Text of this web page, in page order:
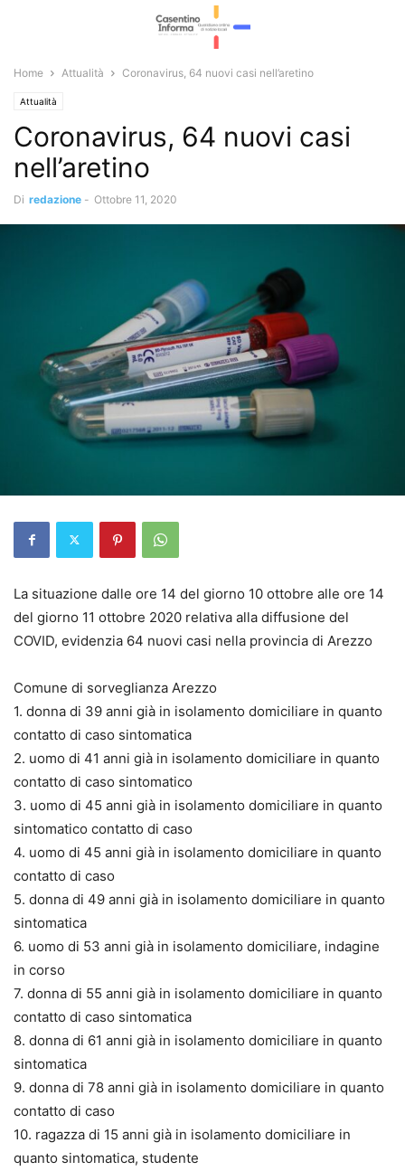
Home Attualità Coronavirus, 64 nuovi casi nell’aretino
Attualità
Coronavirus, 64 nuovi casi
nell’aretino
Di redazione - Ottobre 11, 2020
La situazione dalle ore 14 del giorno 10 ottobre alle ore 14
del giorno 11 ottobre 2020 relativa alla diffusione del
COVID, evidenzia 64 nuovi casi nella provincia di Arezzo
Comune di sorveglianza Arezzo
1. donna di 39 anni già in isolamento domiciliare in quanto
contatto di caso sintomatica
2. uomo di 41 anni già in isolamento domiciliare in quanto
contatto di caso sintomatico
3. uomo di 45 anni già in isolamento domiciliare in quanto
sintomatico contatto di caso
4. uomo di 45 anni già in isolamento domiciliare in quanto
contatto di caso
5. donna di 49 anni già in isolamento domiciliare in quanto
sintomatica
6. uomo di 53 anni già in isolamento domiciliare, indagine
in corso
7. donna di 55 anni già in isolamento domiciliare in quanto
contatto di caso sintomatica
8. donna di 61 anni già in isolamento domiciliare in quanto
sintomatica
9. donna di 78 anni già in isolamento domiciliare in quanto
contatto di caso
10. ragazza di 15 anni già in isolamento domiciliare in
quanto sintomatica, studente